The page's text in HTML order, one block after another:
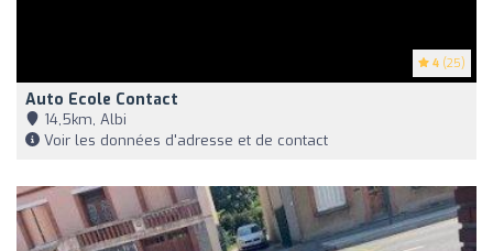
4 (25)
Auto Ecole Contact
14,5km, Albi
Voir les données d'adresse et de contact